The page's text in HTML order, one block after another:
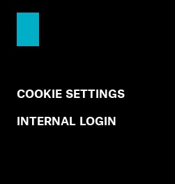
COOKIE SETTINGS
INTERNAL LOGIN